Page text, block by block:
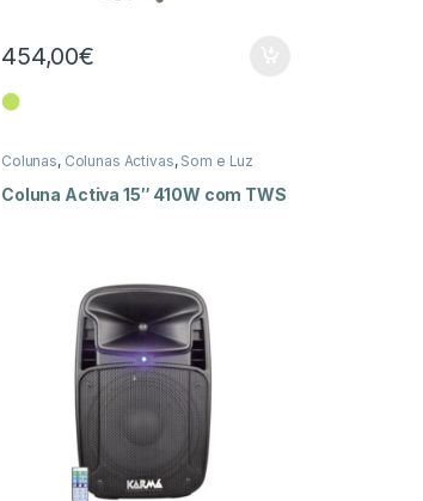
454,00€
⬤
Colunas, Colunas Activas, Som e Luz
Coluna Activa 15″ 410W com TWS